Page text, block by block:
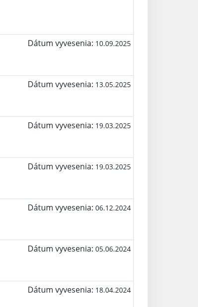
Dátum vyvesenia: 10.09.2025
Dátum vyvesenia: 13.05.2025
Dátum vyvesenia: 19.03.2025
Dátum vyvesenia: 19.03.2025
Dátum vyvesenia: 06.12.2024
Dátum vyvesenia: 05.06.2024
Dátum vyvesenia: 18.04.2024